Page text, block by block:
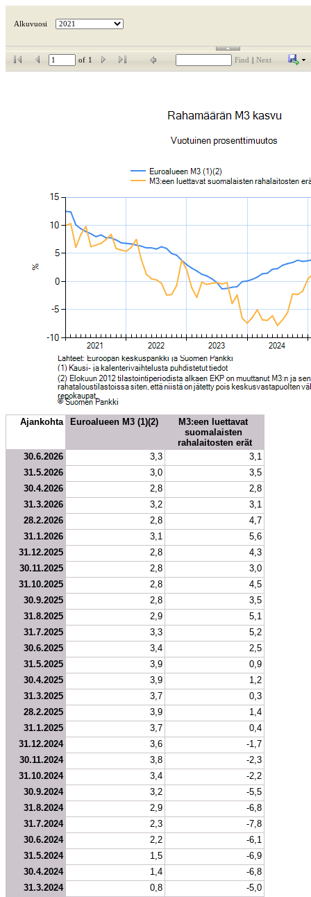
Alkuvuosi
of 1 Find Next
Ajankohta Euroalueen M3 (1)(2)
M3:een luettavat
suomalaisten
rahalaitosten erät
30.6.2026
3,3
3,1
31.5.2026
3,0
3,5
30.4.2026
2,8
2,8
31.3.2026
3,2
3,1
28.2.2026
2,8
4,7
31.1.2026
3,1
5,6
31.12.2025
2,8
4,3
30.11.2025
2,8
3,0
31.10.2025
2,8
4,5
30.9.2025
2,8
3,5
31.8.2025
2,9
5,1
31.7.2025
3,3
5,2
30.6.2025
3,4
2,5
31.5.2025
3,9
0,9
30.4.2025
3,9
1,2
31.3.2025
3,7
0,3
28.2.2025
3,9
1,4
31.1.2025
3,7
0,4
31.12.2024
3,6
-1,7
30.11.2024
3,8
-2,3
31.10.2024
3,4
-2,2
30.9.2024
3,2
-5,5
31.8.2024
2,9
-6,8
31.7.2024
2,3
-7,8
30.6.2024
2,2
-6,1
31.5.2024
1,5
-6,9
30.4.2024
1,4
-6,8
31.3.2024
0,8
-5,0